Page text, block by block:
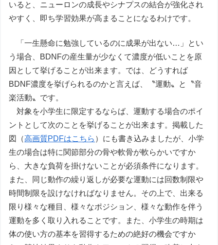
いると、ニューロンの成長やシナプスの結合が強化され
やすく、即ち学習効果が高まることになるわけです。
「一生懸命に勉強しているのに成果が出ない…」とい
う場合、BDNFの産生量が少なくて濃度が低いことを原
因として挙げることが出来ます。では、どうすれば
BDNF濃度を挙げられるのかと言えば、〝運動〟と〝音
楽活動〟です。
対象を小学生に限定するならば、運動する場合のポイ
ントとして次のことを挙げることが出来ます。掲載した
図（高画質PDFはこちら ）にも書き込みましたが、小学
生の場合は特に関節部分の骨や軟骨が軟らかいですか
ら、大きな負荷を掛けないことが必須条件になります。
また、同じ動作の繰り返しが必要な運動には回数制限や
時間制限を設けなければなりません。その上で、出来る
限り様々な種目、様々なポジション、様々な動作を伴う
運動を多く取り入れることです。また、小学生の時期は
体の使い方の基本を習得するための絶好の機会ですか